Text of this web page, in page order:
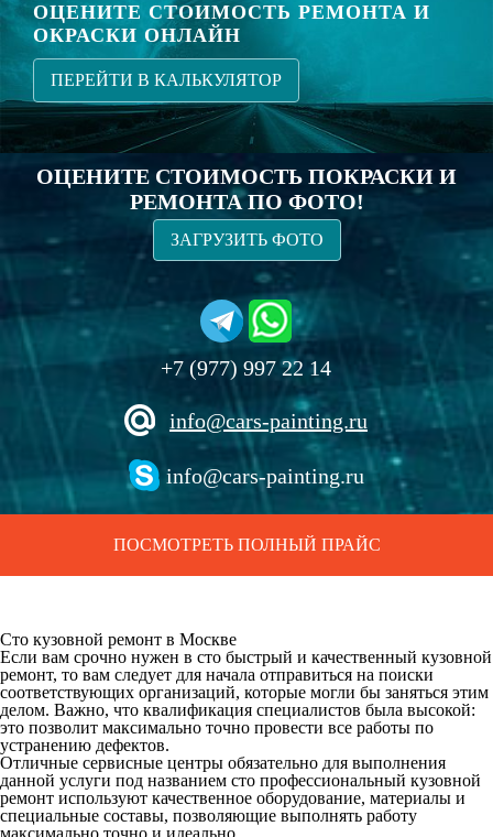
ОЦЕНИТЕ СТОИМОСТЬ РЕМОНТА И
ОКРАСКИ ОНЛАЙН
ПЕРЕЙТИ В КАЛЬКУЛЯТОР
ОЦЕНИТЕ СТОИМОСТЬ ПОКРАСКИ И
РЕМОНТА ПО ФОТО!
ЗАГРУЗИТЬ ФОТО
+7 (977) 997 22 14
info@cars-painting.ru
info@cars-painting.ru
ПОСМОТРЕТЬ ПОЛНЫЙ ПРАЙС
Сто кузовной ремонт в Москве
Если вам срочно нужен в сто быстрый и качественный кузовной
ремонт, то вам следует для начала отправиться на поиски
соответствующих организаций, которые могли бы заняться этим
делом. Важно, что квалификация специалистов была высокой:
это позволит максимально точно провести все работы по
устранению дефектов.
Отличные сервисные центры обязательно для выполнения
данной услуги под названием сто профессиональный кузовной
ремонт используют качественное оборудование, материалы и
специальные составы, позволяющие выполнять работу
максимально точно и идеально.